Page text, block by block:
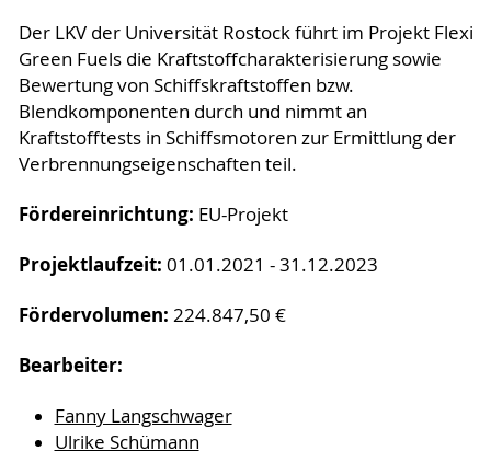
Der LKV der Universität Rostock führt im Projekt Flexi
Green Fuels die Kraftstoffcharakterisierung sowie
Bewertung von Schiffskraftstoffen bzw.
Blendkomponenten durch und nimmt an
Kraftstofftests in Schiffsmotoren zur Ermittlung der
Verbrennungseigenschaften teil.
Fördereinrichtung: EU-Projekt
Projektlaufzeit: 01.01.2021 - 31.12.2023
Fördervolumen: 224.847,50 €
Bearbeiter:
Fanny Langschwager
Ulrike Schümann